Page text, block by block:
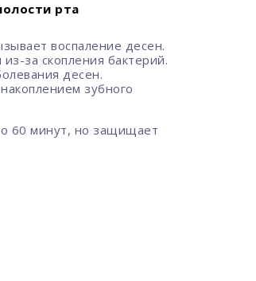
рта
воспаление десен.
за скопления бактерий.
десен.
зубного
60 минут, но защищает